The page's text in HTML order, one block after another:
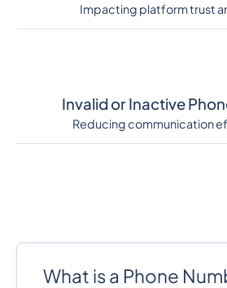
Impacting platform trust
Invalid or Inactive
Reducing communication
What is a Phone